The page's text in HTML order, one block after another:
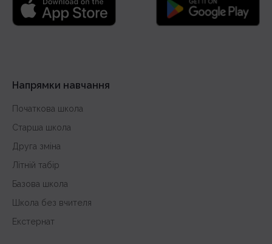
Напрямки навчання
Початкова школа
Старша школа
Друга зміна
Літній табір
Базова школа
Школа без вчителя
Екстернат